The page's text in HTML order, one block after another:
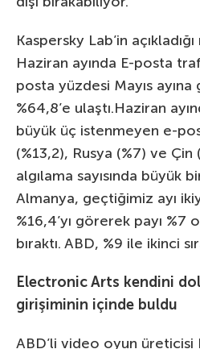
Kaspersky Lab’in
Haziran ayında E-posta
posta yüzdesi Mayıs
%64,8’e ulaştı.Haziran
büyük üç istenmeyen e-
(%13,2), Rusya (%7) ve
algılama sayısında büyük
Almanya, geçtiğimiz ayı
%16,4’yı görerek payı
bıraktı. ABD, %9 ile ikinci
Electronic Arts kendini
girişiminin içinde buldu
ABD’li video oyun